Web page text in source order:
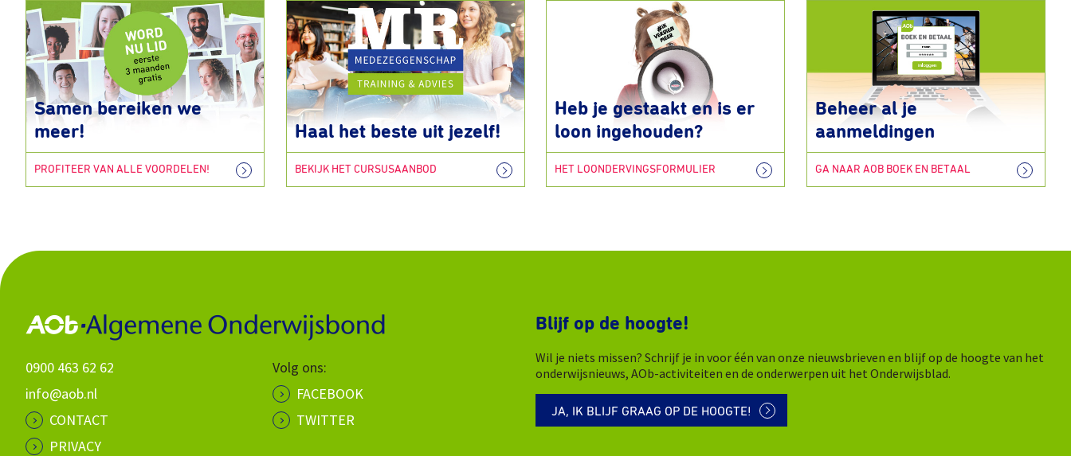
Samen bereiken we
meer!
PROFITEER VAN ALLE VOORDELEN!
Haal het beste uit jezelf!
BEKIJK HET CURSUSAANBOD
Heb je gestaakt en is er
loon ingehouden?
HET LOONDERVINGSFORMULIER
Beheer al je
aanmeldingen
GA NAAR AOB BOEK EN BETAAL
0900 463 62 62
info@aob.nl
CONTACT
PRIVACY
Volg ons:
FACEBOOK
TWITTER
Blijf op de hoogte!
Wil je niets missen? Schrijf je in voor één van onze nieuwsbrieven en blijf op de hoogte van het
onderwijsnieuws, AOb-activiteiten en de onderwerpen uit het Onderwijsblad.
JA, IK BLIJF GRAAG OP DE HOOGTE!